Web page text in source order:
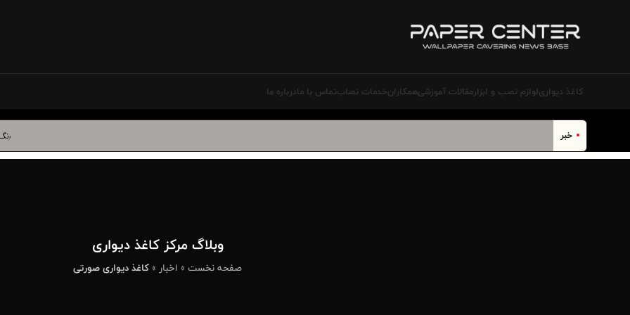
کاغذ دیواریلوازم نصب و ابزارمقالات آموزشیهمکارانخدمات نصاب‌تماس با مادرباره ما
خبر
وبلاگ مرکز کاغذ دیواری
صفحه نخست » اخبار » کاغذ دیواری صورتی